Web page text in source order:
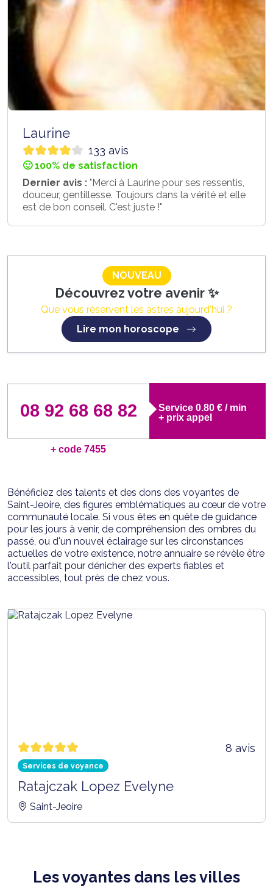
Laurine
133 avis
🙂 100% de satisfaction
Dernier avis : "Merci à Laurine pour ses ressentis,
douceur, gentillesse. Toujours dans la vérité et elle
est de bon conseil. C'est juste !"
NOUVEAU
Découvrez votre avenir ✨
Que vous réservent les astres aujourd'hui ?
Lire mon horoscope
08 92 68 68 82
+ code 7455
Service 0.80 € / min
+ prix appel
Bénéficiez des talents et des dons des voyantes de
Saint-Jeoire, des figures emblématiques au cœur de votre
communauté locale. Si vous êtes en quête de guidance
pour les jours à venir, de compréhension des ombres du
passé, ou d'un nouvel éclairage sur les circonstances
actuelles de votre existence, notre annuaire se révèle être
l'outil parfait pour dénicher des experts fiables et
accessibles, tout près de chez vous.
8 avis
Services de voyance
Ratajczak Lopez Evelyne
Saint-Jeoire
Les voyantes dans les villes